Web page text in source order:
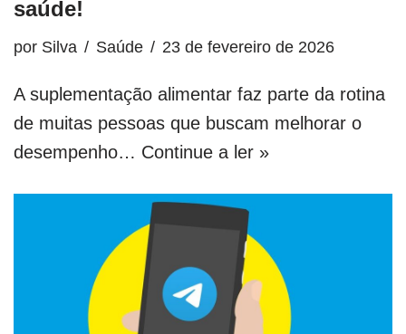
saúde!
por Silva Saúde 23 de fevereiro de 2026
A suplementação alimentar faz parte da rotina
de muitas pessoas que buscam melhorar o
desempenho… Continue a ler »